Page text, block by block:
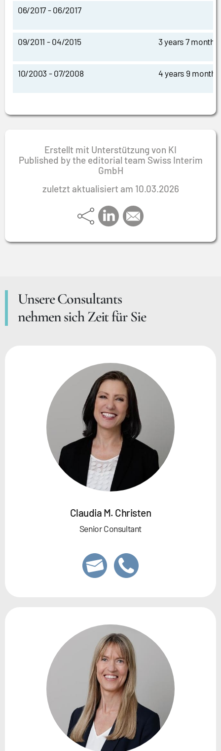
06/2017 - 06/2017
09/2011 - 04/2015 3 years 7 months
10/2003 - 07/2008 4 years 9 months
Erstellt mit Unterstützung von KI
Published by the editorial team Swiss Interim
GmbH
zuletzt aktualisiert am 10.03.2026
Unsere Consultants
nehmen sich Zeit für Sie
Claudia M. Christen
Senior Consultant